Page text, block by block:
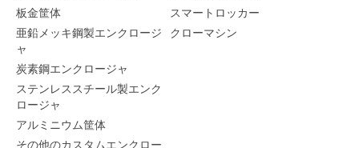
板金筐体
亜鉛メッキ鋼製エンクロージ
ャ
炭素鋼エンクロージャ
ステンレススチール製エンク
ロージャ
アルミニウム筐体
その他のカスタムエンクロー
スマートロッカー
クローマシン